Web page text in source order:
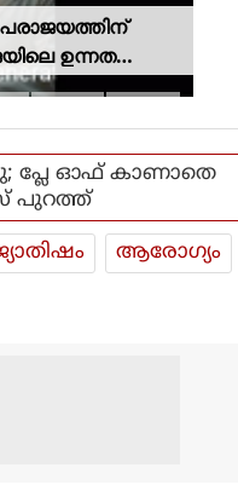
ഉന്നത
പ്ലേ ഓഫ് കാണാതെ
പുറത്ത്
ആരോഗ്യം